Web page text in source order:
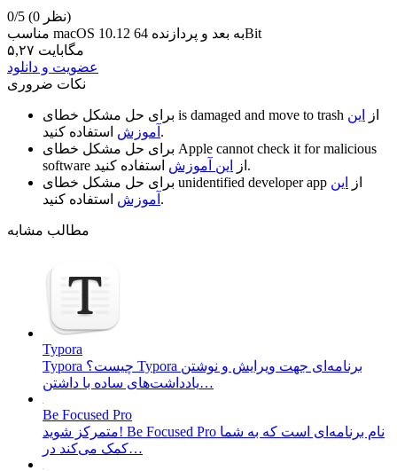
0/5
(0 نظر)
مناسب macOS 10.12 به بعد و پردازنده 64Bit
۵,۲۷ مگابایت
عضویت و دانلود
نکات ضروری
is damaged and move to trash از
این
آموزش استفاده کنید.
Apple cannot check it for malicious
software
از این آموزش
استفاده کنید.
unidentified developer app از
این
آموزش استفاده کنید.
مطالب مشابه
Typora
Typora چیست؟ Typora برنامه‌ای جهت ویرایش و نوشتن
یادداشت‌های ساده با داشتن…
Be Focused Pro
متمرکز شوید! Be Focused Pro نام برنامه‌ای است که به شما
کمک می‌کند در…